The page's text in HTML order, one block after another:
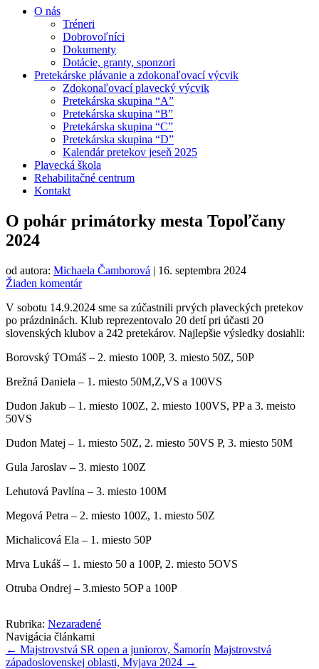
O nás
Tréneri
Dobrovoľníci
Dokumenty
Dotácie, granty, sponzori
Pretekárske plávanie a zdokonaľovací výcvik
Zdokonaľovací plavecký výcvik
Pretekárska skupina “A”
Pretekárska skupina “B”
Pretekárska skupina “C”
Pretekárska skupina “D”
Kalendár pretekov jeseň 2025
Plavecká škola
Rehabilitačné centrum
Kontakt
O pohár primátorky mesta Topoľčany
2024
od autora: Michaela Čamborová | 16. septembra 2024
Žiaden komentár
V sobotu 14.9.2024 sme sa zúčastnili prvých plaveckých pretekov
po prázdninách. Klub reprezentovalo 20 detí pri účasti 20
slovenských klubov a 242 pretekárov. Najlepšie výsledky dosiahli:
Borovský TOmáš – 2. miesto 100P, 3. miesto 50Z, 50P
Brežná Daniela – 1. miesto 50M,Z,VS a 100VS
Dudon Jakub – 1. miesto 100Z, 2. miesto 100VS, PP a 3. meisto
50VS
Dudon Matej – 1. miesto 50Z, 2. miesto 50VS P, 3. miesto 50M
Gula Jaroslav – 3. miesto 100Z
Lehutová Pavlína – 3. miesto 100M
Megová Petra – 2. miesto 100Z, 1. miesto 50Z
Michalicová Ela – 1. miesto 50P
Mrva Lukáš – 1. miesto 50 a 100P, 2. miesto 5OVS
Otruba Ondrej – 3.miesto 5OP a 100P
Rubrika: Nezaradené
Navigácia článkami
← Majstrovstvá SR open a juniorov, Šamorín Majstrovstvá
západoslovenskej oblasti, Myjava 2024 →